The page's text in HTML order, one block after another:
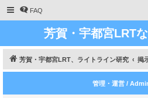
FAQ
芳賀・宇都宮LRT
芳賀・宇都宮LRT、ライトライン研究 掲
管理・運営 /